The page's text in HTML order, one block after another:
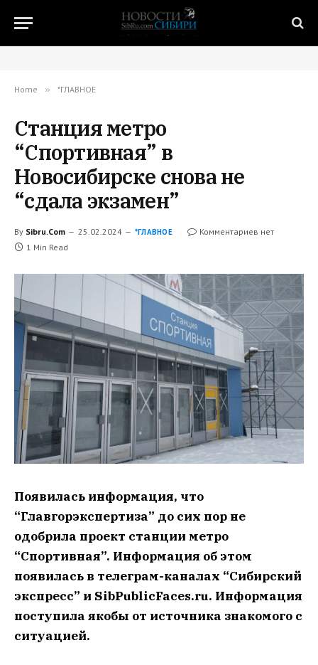
Home » *ГЛАВНОЕ
Станция метро
“Спортивная” в
Новосибирске снова не
“сдала экзамен”
By Sibru.Com 25.02.2024 *ГЛАВНОЕ
Комментариев нет
1 Min Read
Появилась информация, что
“Главгорэкспертиза” до сих пор не
одобрила проект станции метро
“Спортивная”. Информация об этом
появилась в телеграм-каналах “Сибирский
экспресс” и SibPublicFaces.ru. Информация
поступила якобы от источника знакомого с
ситуацией.